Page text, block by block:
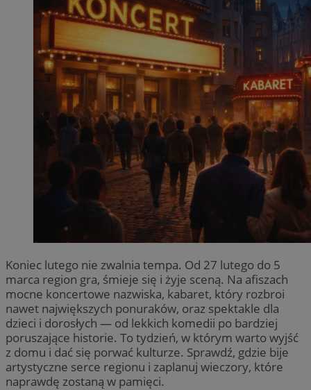
Koniec lutego nie zwalnia tempa. Od 27 lutego do 5
marca region gra, śmieje się i żyje sceną. Na afiszach
mocne koncertowe nazwiska, kabaret, który rozbroi
nawet największych ponuraków, oraz spektakle dla
dzieci i dorosłych — od lekkich komedii po bardziej
poruszające historie. To tydzień, w którym warto wyjść
z domu i dać się porwać kulturze. Sprawdź, gdzie bije
artystyczne serce regionu i zaplanuj wieczory, które
naprawdę zostaną w pamięci.